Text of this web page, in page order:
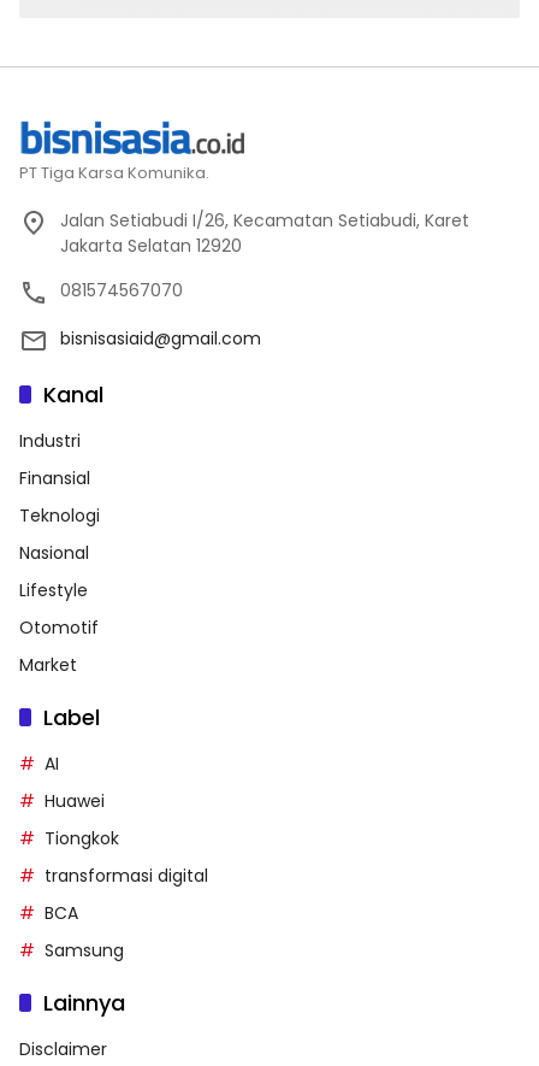
PT Tiga Karsa Komunika.
Jalan Setiabudi I/26, Kecamatan Setiabudi, Karet
Jakarta Selatan 12920
081574567070
bisnisasiaid@gmail.com
Kanal
Industri
Finansial
Teknologi
Nasional
Lifestyle
Otomotif
Market
Label
AI
Huawei
Tiongkok
transformasi digital
BCA
Samsung
Lainnya
Disclaimer